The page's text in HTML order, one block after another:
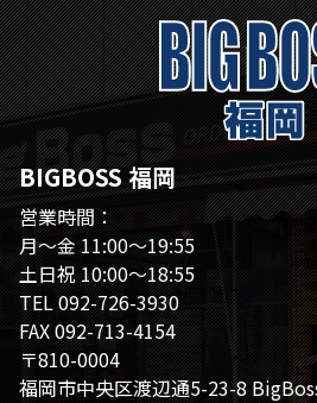
BIGBOSS 福岡
営業時間：
月～金 11:00～19:55
土日祝 10:00～18:55
TEL 092-726-3930
FAX 092-713-4154
〒810-0004
福岡市中央区渡辺通5-23-8